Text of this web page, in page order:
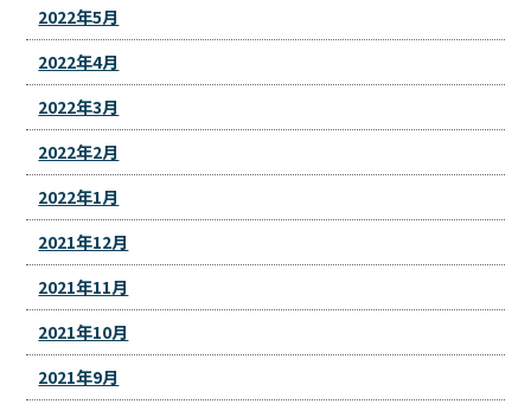
2022年5月
2022年4月
2022年3月
2022年2月
2022年1月
2021年12月
2021年11月
2021年10月
2021年9月